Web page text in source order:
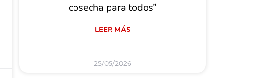
cosecha para todos”
LEER MÁS
25/05/2026